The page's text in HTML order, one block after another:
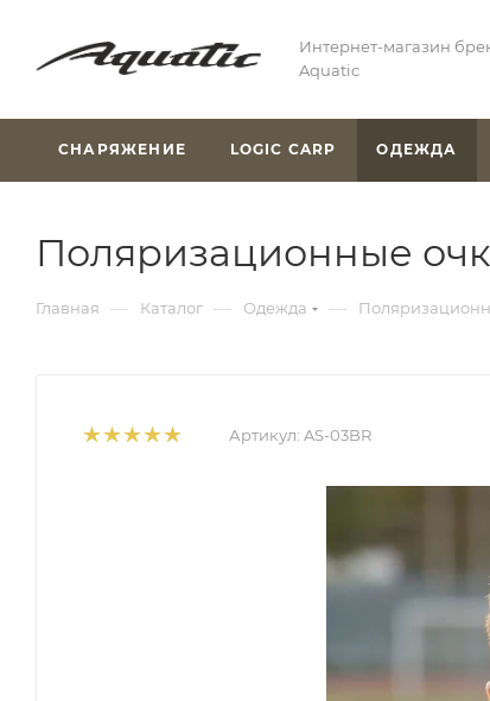
Интернет-магазин
Aquatic
СНАРЯЖЕНИЕ LOGIC CARP ОДЕЖДА
Поляризационные
Главная — Каталог — Одежда —
Артикул: AS-03BR